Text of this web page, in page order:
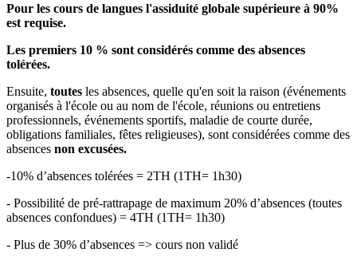
Pour les cours de langues l'assiduité globale supérieure à 90%
est requise.
Les premiers 10 % sont considérés comme des absences
tolérées.
Ensuite, toutes les absences, quelle qu'en soit la raison (événements
organisés à l'école ou au nom de l'école, réunions ou entretiens
professionnels, événements sportifs, maladie de courte durée,
obligations familiales, fêtes religieuses), sont considérées comme des
absences non excusées.
-10% d’absences tolérées = 2TH (1TH= 1h30)
- Possibilité de pré-rattrapage de maximum 20% d’absences (toutes
absences confondues) = 4TH (1TH= 1h30)
- Plus de 30% d’absences => cours non validé